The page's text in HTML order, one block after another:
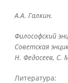
А.А. Галкин.
Философский
Советская
Н. Федосеев, С.
Литература: